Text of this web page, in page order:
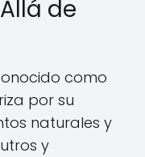
de
como
por su
naturales y
y